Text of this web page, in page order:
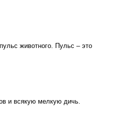
животного. Пульс – это
и всякую мелкую дичь.